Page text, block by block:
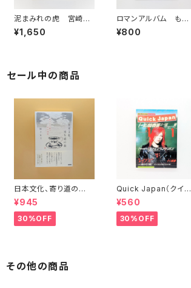
泥まみれの虎 宮崎駿
の妄想ノート
¥1,650
ロマンアルバム もの
のけ姫
¥800
セール中の商品
日本文化、寄り道の
旅 彬子女王殿下特別
講義
¥945
30%OFF
Quick Japan（クイッ
ク・ジャパン）Vol.11
¥560
30%OFF
その他の商品